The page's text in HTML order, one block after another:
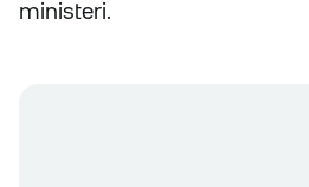
ministeri.